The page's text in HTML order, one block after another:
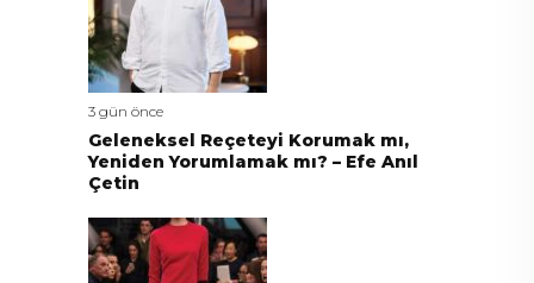
3 gün önce
Geleneksel Reçeteyi Korumak mı,
Yeniden Yorumlamak mı? – Efe Anıl
Çetin